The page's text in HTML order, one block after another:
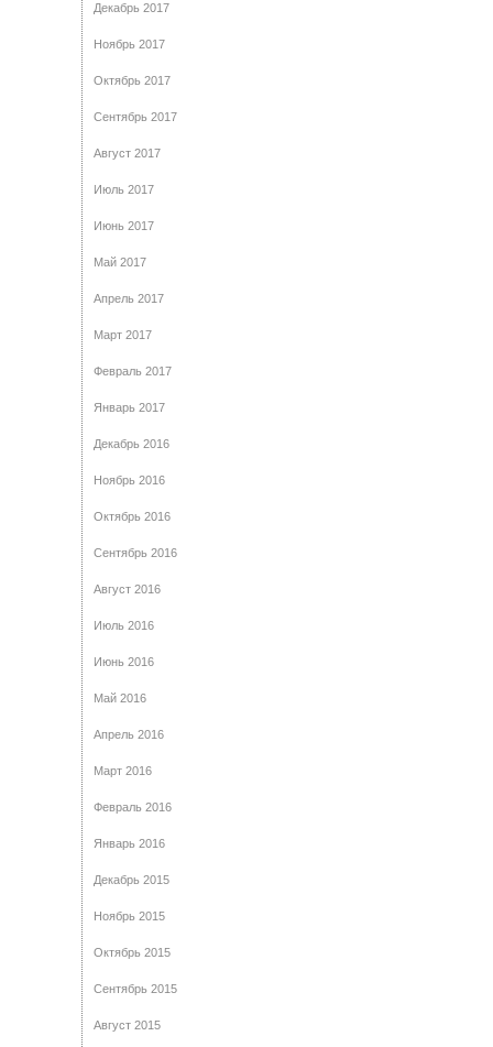
Декабрь 2017
Ноябрь 2017
Октябрь 2017
Сентябрь 2017
Август 2017
Июль 2017
Июнь 2017
Май 2017
Апрель 2017
Март 2017
Февраль 2017
Январь 2017
Декабрь 2016
Ноябрь 2016
Октябрь 2016
Сентябрь 2016
Август 2016
Июль 2016
Июнь 2016
Май 2016
Апрель 2016
Март 2016
Февраль 2016
Январь 2016
Декабрь 2015
Ноябрь 2015
Октябрь 2015
Сентябрь 2015
Август 2015